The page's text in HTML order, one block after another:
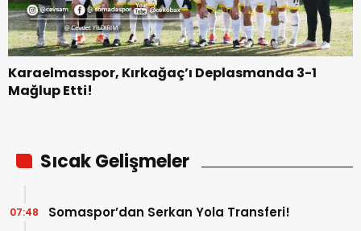
Karaelmasspor, Kırkağaç’ı Deplasmanda 3-1
Mağlup Etti!
Sıcak Gelişmeler
Somaspor’dan Serkan Yola Transferi!
07:48